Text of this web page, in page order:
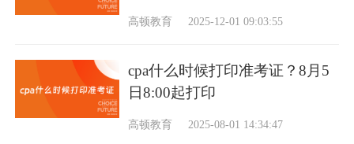
高顿教育 2025-12-01 09:03:55
cpa什么时候打印准考证？8月5
日8:00起打印
高顿教育 2025-08-01 14:34:47